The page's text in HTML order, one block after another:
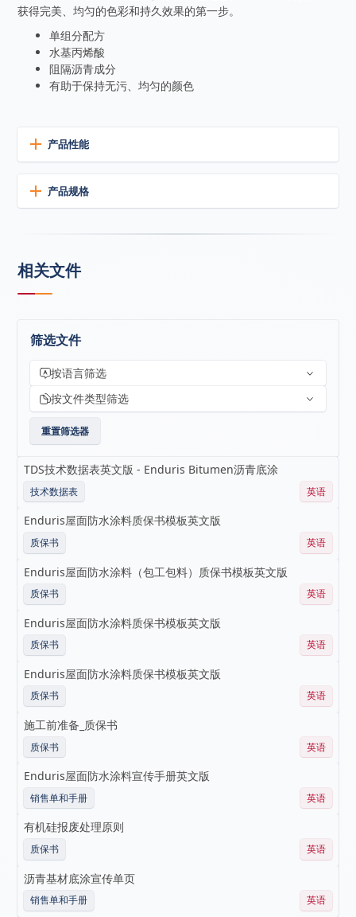
获得完美、均匀的色彩和持久效果的第一步。
单组分配方
水基丙烯酸
阻隔沥青成分
有助于保持无污、均匀的颜色
产品性能
防止面漆变色
水基丙烯酸弹性体底漆
对沥青和其他表面（包括金属、大多数单层屋顶、木
与 Enduris 屋顶涂料和辅助产品粘合兼容
产品规格
709L塑料手提箱
相关文件
筛选文件
按语言筛选
按文件类型筛选
重置筛选器
TDS技术数据表英文版 - Enduris Bitumen沥青底涂
技术数据表 英语
Enduris屋面防水涂料质保书模板英文版
质保书 英语
Enduris屋面防水涂料（包工包料）质保书模板英文版
质保书 英语
Enduris屋面防水涂料质保书模板英文版
质保书 英语
Enduris屋面防水涂料质保书模板英文版
质保书 英语
施工前准备_质保书
质保书 英语
Enduris屋面防水涂料宣传手册英文版
销售单和手册 英语
有机硅报废处理原则
质保书 英语
沥青基材底涂宣传单页
销售单和手册 英语